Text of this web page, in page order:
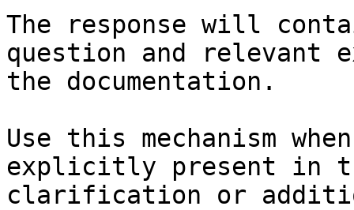
The response will
question and relevant
the documentation.
Use this mechanism
explicitly present in
clarification or